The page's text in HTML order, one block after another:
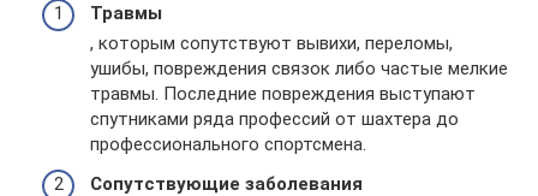
Травмы
, которым сопутствуют вывихи, переломы,
ушибы, повреждения связок либо частые мелкие
травмы. Последние повреждения выступают
спутниками ряда профессий от шахтера до
профессионального спортсмена.
Сопутствующие заболевания